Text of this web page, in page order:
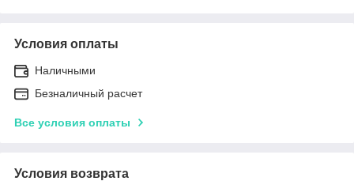
Условия оплаты
Наличными
Безналичный расчет
Все условия оплаты
Условия возврата